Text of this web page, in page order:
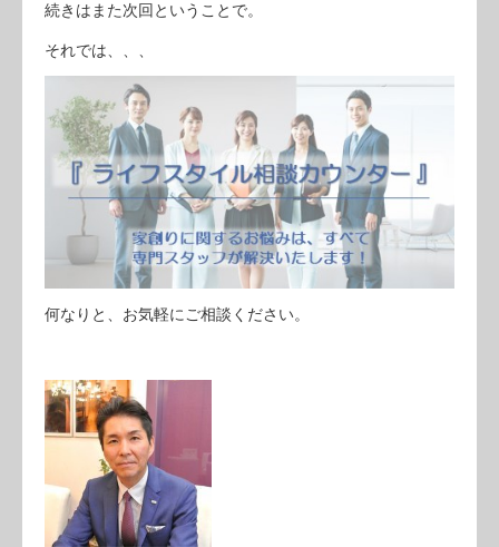
続きはまた次回ということで。
それでは、、、
何なりと、お気軽にご相談ください。